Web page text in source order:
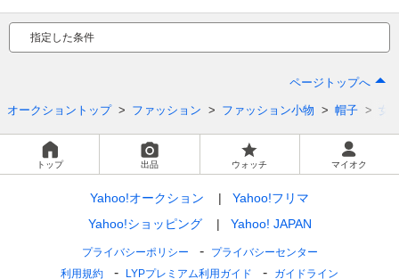
指定した条件
ページトップへ
オークショントップ ファッション ファッション小物 帽子 女
トップ 出品 ウォッチ マイオク
Yahoo!オークション
Yahoo!フリマ
Yahoo!ショッピング
Yahoo! JAPAN
プライバシーポリシー
プライバシーセンター
利用規約
LYPプレミアム利用ガイド ガイドライン